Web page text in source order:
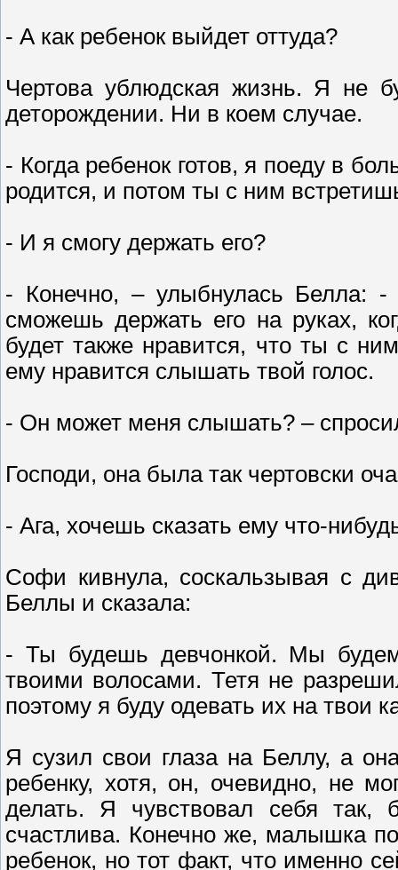
- А как ребенок выйдет оттуда?
Чертова ублюдская жизнь. Я не
деторождении. Ни в коем случае.
- Когда ребенок готов, я поеду в
родится, и потом ты с ним
- И я смогу держать его?
- Конечно, – улыбнулась Белла:
сможешь держать его на руках,
будет также нравится, что ты с
ему нравится слышать твой голос.
- Он может меня слышать? –
Господи, она была так чертовски
- Ага, хочешь сказать ему что-
Софи кивнула, соскальзывая с
Беллы и сказала:
- Ты будешь девчонкой. Мы
твоими волосами. Тетя не
поэтому я буду одевать их на твои
Я сузил свои глаза на Беллу, а
ребенку, хотя, он, очевидно, не
делать. Я чувствовал себя
счастлива. Конечно же, малышка
ребенок, но тот факт, что именно